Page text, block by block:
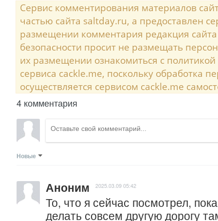
Сервис комментирования материалов
частью сайта saltday.ru, а предоставлен
размещении комментария редакция
безопасности просит не размещать
их размещении ознакомиться с
сервиса cackle.me, поскольку обработка
осуществляется сервисом cackle.me
4 комментария
Новые
Аноним 2025.03.09 05:42
То, что я сейчас посмотрел,
делать совсем другую дорогу